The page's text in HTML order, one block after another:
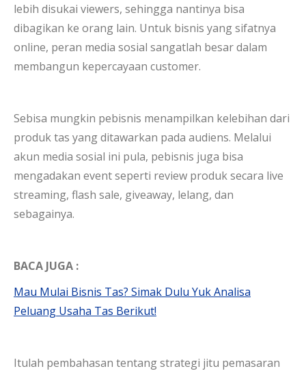
lebih disukai viewers, sehingga nantinya bisa
dibagikan ke orang lain. Untuk bisnis yang sifatnya
online, peran media sosial sangatlah besar dalam
membangun kepercayaan customer.
Sebisa mungkin pebisnis menampilkan kelebihan dari
produk tas yang ditawarkan pada audiens. Melalui
akun media sosial ini pula, pebisnis juga bisa
mengadakan event seperti review produk secara live
streaming, flash sale, giveaway, lelang, dan
sebagainya.
BACA JUGA :
Mau Mulai Bisnis Tas? Simak Dulu Yuk Analisa
Peluang Usaha Tas Berikut!
Itulah pembahasan tentang strategi jitu pemasaran